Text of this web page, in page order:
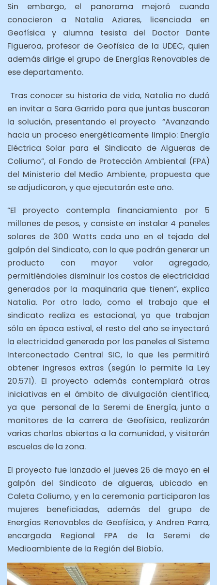
Sin embargo, el panorama mejoró cuando
conocieron a Natalia Aziares, licenciada en
Geofísica y alumna tesista del Doctor Dante
Figueroa, profesor de Geofísica de la UDEC, quien
además dirige el grupo de Energías Renovables de
ese departamento.
Tras conocer su historia de vida, Natalia no dudó
en invitar a Sara Garrido para que juntas buscaran
la solución, presentando el proyecto “Avanzando
hacia un proceso energéticamente limpio: Energía
Eléctrica Solar para el Sindicato de Algueras de
Coliumo”, al Fondo de Protección Ambiental (FPA)
del Ministerio del Medio Ambiente, propuesta que
se adjudicaron, y que ejecutarán este año.
“El proyecto contempla financiamiento por 5
millones de pesos, y consiste en instalar 4 paneles
solares de 300 Watts cada uno en el tejado del
galpón del Sindicato, con lo que podrán generar un
producto con mayor valor agregado,
permitiéndoles disminuir los costos de electricidad
generados por la maquinaria que tienen”, explica
Natalia. Por otro lado, como el trabajo que el
sindicato realiza es estacional, ya que trabajan
sólo en época estival, el resto del año se inyectará
la electricidad generada por los paneles al Sistema
Interconectado Central SIC, lo que les permitirá
obtener ingresos extras (según lo permite la Ley
20.571). El proyecto además contemplará otras
iniciativas en el ámbito de divulgación científica,
ya que personal de la Seremi de Energía, junto a
monitores de la carrera de Geofísica, realizarán
varias charlas abiertas a la comunidad, y visitarán
escuelas de la zona.
El proyecto fue lanzado el jueves 26 de mayo en el
galpón del Sindicato de algueras, ubicado en
Caleta Coliumo, y en la ceremonia participaron las
mujeres beneficiadas, además del grupo de
Energías Renovables de Geofísica, y Andrea Parra,
encargada Regional FPA de la Seremi de
Medioambiente de la Región del Biobío.